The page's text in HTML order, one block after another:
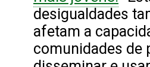
desigualdades
afetam a
comunidades de